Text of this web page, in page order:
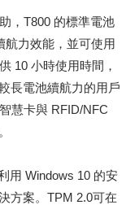
，T800 的標準電池
航力效能，並可使用
10 小時使用時間，
長電池續航力的用戶
慧卡與 RFID/NFC
用 Windows 10 的安
方案。TPM 2.0可在